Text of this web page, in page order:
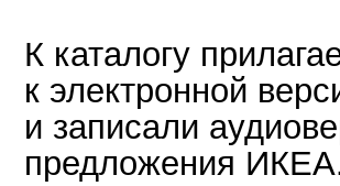
К каталогу
к электронной
и записали
предложения